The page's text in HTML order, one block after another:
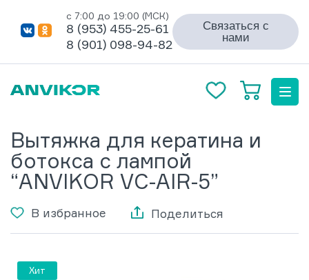
с 7:00 до 19:00 (МСК)
8 (953) 455-25-61
8 (901) 098-94-82
Связаться с
нами
Вытяжка для кератина и
ботокса с лампой
“ANVIKOR VC-AIR-5”
В избранное Поделиться
Хит